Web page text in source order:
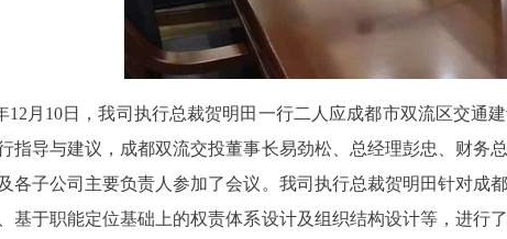
12月10日，我司执行总裁贺明田一行二人应成都市双流区交通
指导与建议，成都双流交投董事长易劲松、总经理彭忠、财务
各子公司主要负责人参加了会议。我司执行总裁贺明田针对成
基于职能定位基础上的权责体系设计及组织结构设计等，进行